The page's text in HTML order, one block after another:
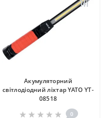
Акумуляторний
світлодіодний ліхтар YATO YT-
08518
0